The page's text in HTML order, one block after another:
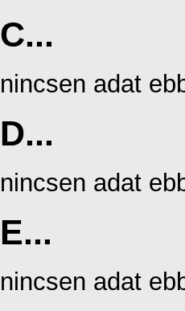
C...
nincsen adat
D...
nincsen adat
E...
nincsen adat